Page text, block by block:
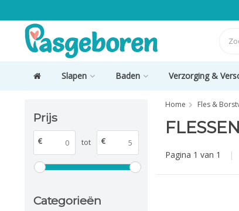
Slapen Baden Verzorging &
Prijs
€ tot €
Categorieën
Home Fles &
Pagina 1 van 1 |